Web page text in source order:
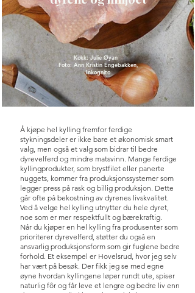
Kokk: Julie Øyan
Foto: Ann Kristin Engebakken,
Inkognito
Å kjøpe hel kylling fremfor ferdige
stykningsdeler er ikke bare et økonomisk smart
valg, men også et valg som bidrar til bedre
dyrevelferd og mindre matsvinn. Mange ferdige
kyllingprodukter, som brystfilet eller panerte
nuggets, kommer fra produksjonssystemer som
legger press på rask og billig produksjon. Dette
går ofte på bekostning av dyrenes livskvalitet.
Ved å velge hel kylling utnytter du hele dyret,
noe som er mer respektfullt og bærekraftig.
Når du kjøper en hel kylling fra produsenter som
prioriterer dyrevelferd, støtter du også en
ansvarlig produksjonsform som gir fuglene bedre
forhold. Et eksempel er Hovelsrud, hvor jeg selv
har vært på besøk. Der fikk jeg se med egne
øyne hvordan kyllingene løper rundt ute, spiser
naturlig fôr og får leve et lengre og bedre liv enn